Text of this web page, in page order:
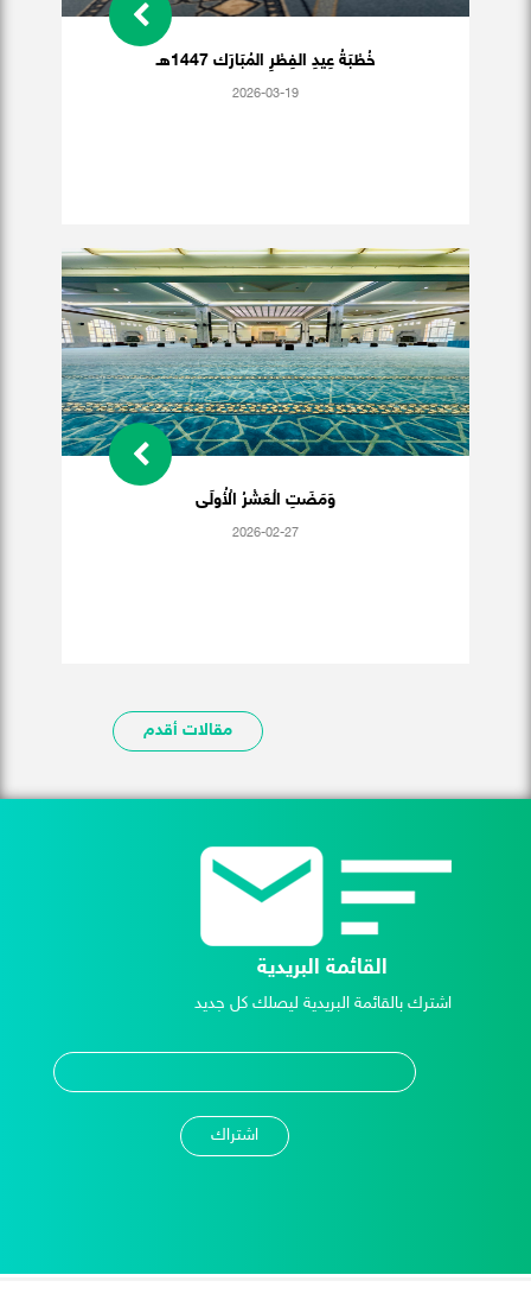
خُطْبَةُ عِيدِ الفِطْرِ المُبَارَك 1447هـ
2026-03-19
وَمَضَتِ الْعَشْرُ الْأُولَى
2026-02-27
مقالات أقدم
القائمة البريدية
اشترك بالقائمة البريدية ليصلك كل جديد